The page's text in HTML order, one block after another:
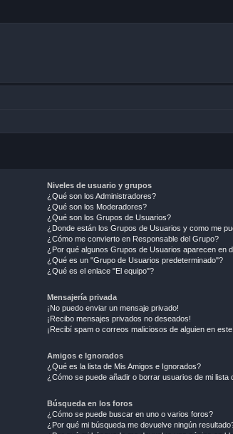
Niveles de usuario y grupos
¿Qué son los Administradores?
¿Qué son los Moderadores?
¿Qué son los Grupos de Usuarios?
¿Donde están los Grupos de Usuarios y como me
¿Cómo me convierto en Responsable del Grupo?
¿Por qué algunos Grupos de Usuarios aparecen en
¿Qué es un "Grupo de Usuarios predeterminado"?
¿Qué es el enlace "El equipo"?
Mensajería privada
¡No puedo enviar un mensaje privado!
¡Recibo mensajes privados no deseados!
¡Recibí spam o correos maliciosos de alguien en
Amigos e Ignorados
¿Qué es la lista de Mis Amigos e Ignorados?
¿Cómo se puede añadir o borrar usuarios de mi lista
Búsqueda en los foros
¿Cómo se puede buscar en uno o varios foros?
¿Por qué mi búsqueda me devuelve ningún